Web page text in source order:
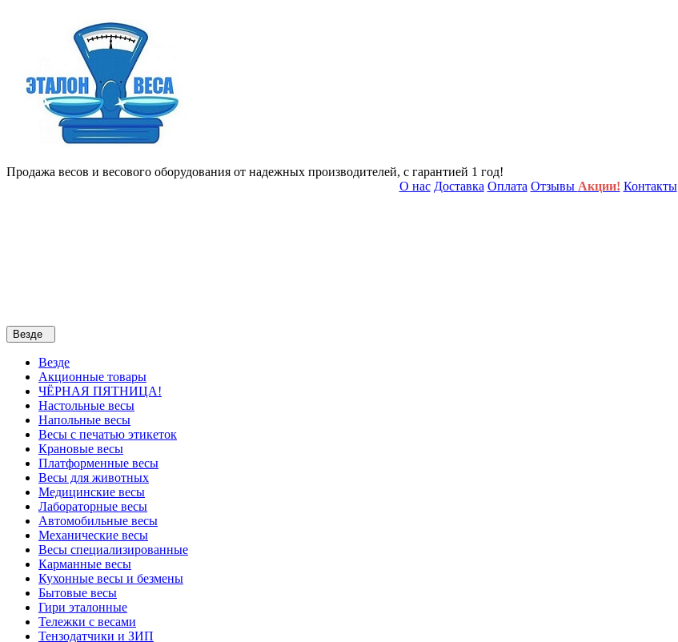
Продажа весов и весового оборудования от надежных производителей, с гарантией 1 год!
О нас Доставка Оплата Отзывы Акции! Контакты
Везде
Везде
Акционные товары
ЧЁРНАЯ ПЯТНИЦА!
Настольные весы
Напольные весы
Весы с печатью этикеток
Крановые весы
Платформенные весы
Весы для животных
Медицинские весы
Лабораторные весы
Автомобильные весы
Механические весы
Весы специализированные
Карманные весы
Кухонные весы и безмены
Бытовые весы
Гири эталонные
Тележки с весами
Тензодатчики и ЗИП